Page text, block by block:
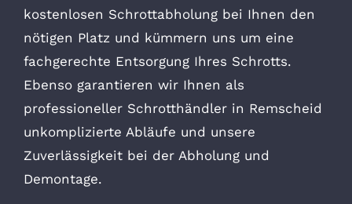
kostenlosen Schrottabholung bei Ihnen den
nötigen Platz und kümmern uns um eine
fachgerechte Entsorgung Ihres Schrotts.
Ebenso garantieren wir Ihnen als
professioneller Schrotthändler in Remscheid
unkomplizierte Abläufe und unsere
Zuverlässigkeit bei der Abholung und
Demontage.